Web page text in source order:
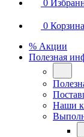
0
0 Корзина
% Акции
Полезная
Наши